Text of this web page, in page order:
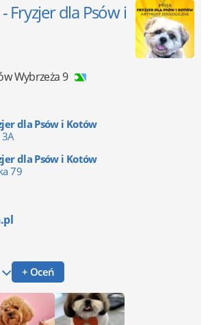
- Fryzjer dla Psów i
Wybrzeża 9
dla Psów i Kotów
3A
dla Psów i Kotów
79
+ Oceń